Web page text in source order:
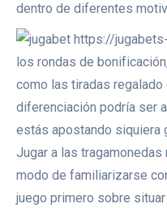
dentro de diferentes
los rondas de
como las tiradas
diferenciación podrí­a ser
estás apostando siquiera
Jugar a las
modo de familiarizarse
juego primero sobre